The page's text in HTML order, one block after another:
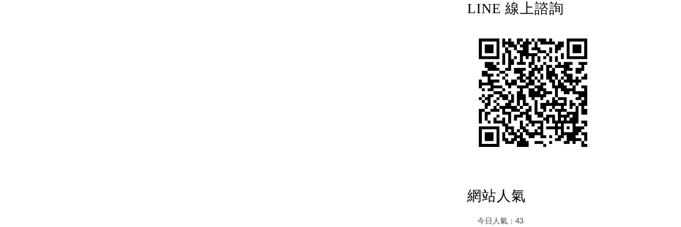
LINE 線上諮詢
網站人氣
今日人氣： 43